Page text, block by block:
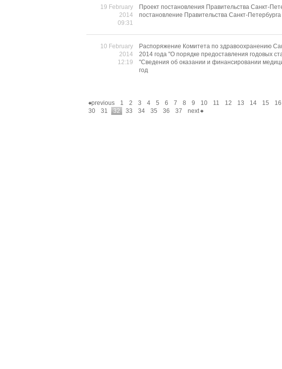
19 February
2014
09:31
Проект постановления Правительства Санкт-
постановление Правительства Санкт-
10 February
2014
12:19
Распоряжение Комитета по здравоохранению
2014 года "О порядке предоставления годовых
"Сведения об оказании и финансировании
год
previous 1 2 3 4 5 6 7 8 9 10 11 12 13 14 15 16
30
31 32 33 34 35 36 37 next